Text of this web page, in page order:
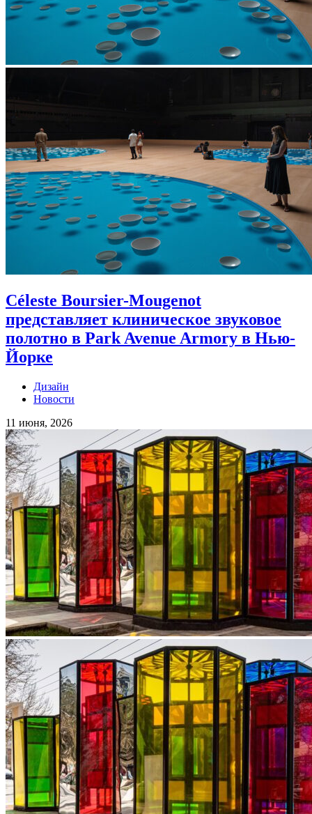
Céleste Boursier-Mougenot
представляет клиническое звуковое
полотно в Park Avenue Armory в Нью-
Йорке
Дизайн
Новости
11 июня, 2026